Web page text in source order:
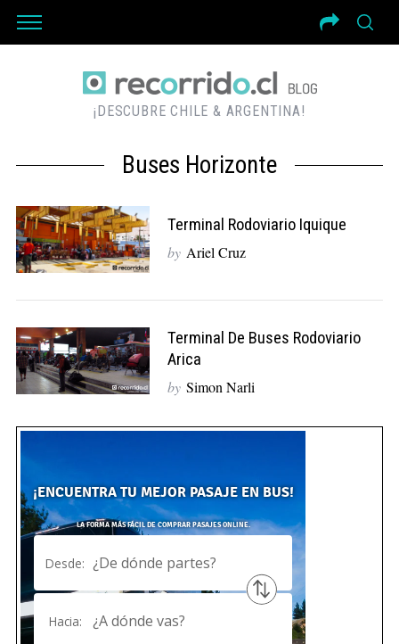
¡DESCUBRE CHILE & ARGENTINA!
Buses Horizonte
Terminal Rodoviario Iquique
by Ariel Cruz
Terminal De Buses Rodoviario
Arica
by Simon Narli